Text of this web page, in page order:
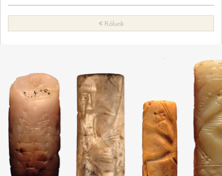
Rólunk